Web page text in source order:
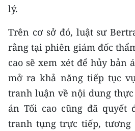
CÁC CHUYÊN TRANG
VỀ BÁO NHÂN DÂN
THỜI NAY
NHÂN DÂN CUỐI TUẦN
NHÂN DÂN HẰNG THÁNG
lý.
Trên cơ sở đó, luật sư
rằng tại phiên giám đốc
cao sẽ xem xét để hủy bản
mở ra khả năng tiếp tục
tranh luận về nội dung thực
án Tối cao cũng đã quyết
tranh tụng trực tiếp, tương